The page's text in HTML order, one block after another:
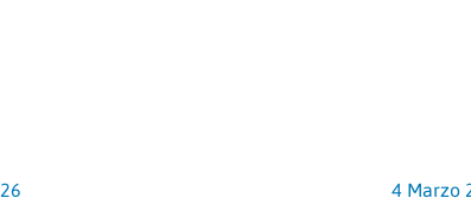
4 Marzo